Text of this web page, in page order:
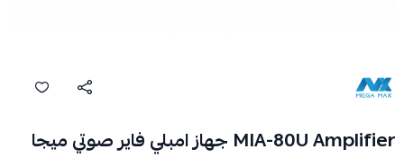
MIA-80U Amplifier جهاز امبلي فاير صوتي ميجا